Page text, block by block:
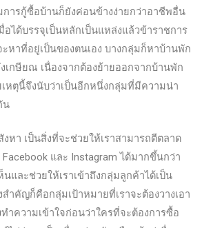
ารกู้ซื้อบ้านก็ยังค่อนข้างง่ายกว่าอาชีพอื่น
อได้บรรจุเป็นหลักเป็นแหล่งแล้วข้าราชการ
หาที่อยู่เป็นของตนเอง บางกลุ่มก็หาบ้านพัก
งเกษียณ เนื่องจากต้องย้ายออกจากบ้านพัก
หตุนี้จึงนับว่าเป็นอีกหนึ่งกลุ่มที่มีความน่า
น
หา เป็นสิ่งที่จะช่วยให้เราสามารถตีตลาด
และ Instagram ได้มากขึ้นกว่า
นและช่วยให้เราเข้าถึงกลุ่มลูกค้าได้เป็น
สำคัญก็คือกลุ่มเป้าหมายที่เราจะต้องวางเอา
ทำความเข้าใจก่อนว่าใครที่จะต้องการซื้อ